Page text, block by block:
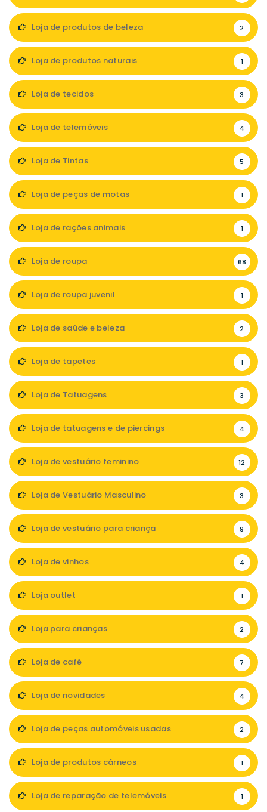
Loja de produtos de beleza 2
Loja de produtos naturais 1
Loja de tecidos 3
Loja de telemóveis 4
Loja de Tintas 5
Loja de peças de motas 1
Loja de rações animais 1
Loja de roupa 68
Loja de roupa juvenil 1
Loja de saúde e beleza 2
Loja de tapetes 1
Loja de Tatuagens 3
Loja de tatuagens e de piercings 4
Loja de vestuário feminino 12
Loja de Vestuário Masculino 3
Loja de vestuário para criança 9
Loja de vinhos 4
Loja outlet 1
Loja para crianças 2
Loja de café 7
Loja de novidades 4
Loja de peças automóveis usadas 2
Loja de produtos cárneos 1
Loja de reparação de telemóveis 1